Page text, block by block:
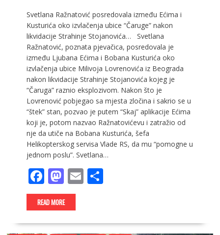
Svetlana Ražnatović posredovala između Ećima i
Kusturića oko izvlačenja ubice “Čaruge” nakon
likvidacije Strahinje Stojanovića… Svetlana
Ražnatović, poznata pjevačica, posredovala je
između Ljubana Ećima i Bobana Kusturića oko
izvlačenja ubice Milivoja Lovrenovića iz Beograda
nakon likvidacije Strahinje Stojanovića kojeg je
“Čaruga” raznio eksplozivom. Nakon što je
Lovrenović pobjegao sa mjesta zločina i sakrio se u
“štek” stan, pozvao je putem “Skaj” aplikacije Ećima
koji je, potom nazvao Ražnatovićevu i zatražio od
nje da utiče na Bobana Kusturića, šefa
Helikopterskog servisa Vlade RS, da mu “pomogne u
jednom poslu”. Svetlana…
F
ac
e
b
M
as
to
d
E
l
S
e
READ MORE